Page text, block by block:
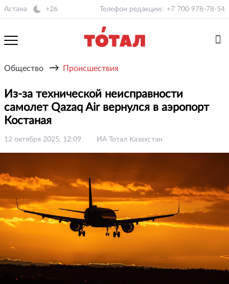
Астана +26 Телефон редакции: +7 700 978-78-54
Общество → Происшествия
Из-за технической неисправности
самолет Qazaq Air вернулся в аэропорт
Костаная
12 октября 2025, 12:09 ИА Тотал Казахстан